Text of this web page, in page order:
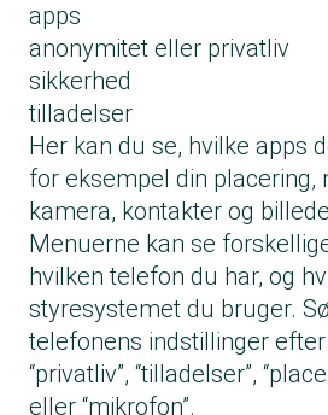
apps
anonymitet eller privatliv
sikkerhed
tilladelser
Her kan du se, hvilke apps
for eksempel din placering,
kamera, kontakter og
Menuerne kan se
hvilken telefon du har, og
styresystemet du bruger.
telefonens indstillinger
“privatliv”, “tilladelser”,
eller “mikrofon”.